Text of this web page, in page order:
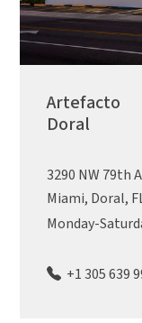
Artefacto
Doral
3290 NW 79th
Miami, Doral,
Monday-
+1 305 639